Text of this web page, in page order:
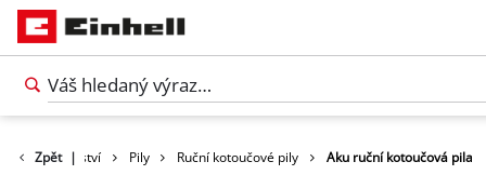
Zpět |
Domácí kutilství Pily Ruční kotoučové pily Aku ruční kotoučová pila